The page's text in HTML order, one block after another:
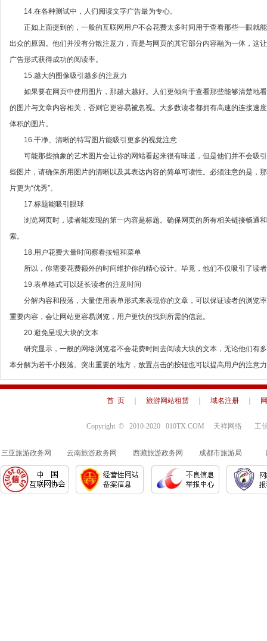
14.在各种测试中，人们阅读文字广告最为专心。
正如上面提到的，一般的互联网用户不会花费太多时间用于查看那些一眼就
出众的原因。他们并没有分散注意力，而是与网页的其它部分内容融为一体，这
广告形式获得成功的阅读率。
15.越大的图像吸引越多的注意力
如果要在网页中使用图片，那越大越好。人们更倾向于查看那些能够清楚地
的图片与文章内容相关，否则它更容易被忽视。大多数读者都拥有高速的连接速
体积的图片。
16.干净、清晰的特写图片能吸引更多的视觉注意
可能那些抽象的艺术图片会让你的网站看起来很有味道，但是他们并不会吸
些图片，请确保所用图片的清晰以及其表达内容的简单可读性。必须注意的是，
片更为“优秀”。
17.标题能吸引眼球
浏览网页时，读者能发现的第一内容是标题。确保网页的所有相关链接畅通
索。
18.用户花费大量时间察看按钮和菜单
所以，你需要花费额外的时间维护你的精心设计。毕竟，他们不仅吸引了读
19.表单格式可以延长读者的注意时间
分解内容和段落，大量使用表单形式来表现你的文章，可以保证读者的浏览
重要内容，会让网站更容易浏览，用户更快的找到所需的信息。
20.避免呈现大块的文本
研究显示，一般的网络浏览者不会花费时间去阅读大块的文本，无论他们有
本分解为若干小段落。突出重要的地方，放置点击的按钮也可以提高用户的注意
首 页 旅游网站租赁 域名注册
Copyright © 2010-2020 010TX.COM 天祥网络 工信
三亚旅游政务网 云南旅游政务网 西藏旅游政务网 成都市旅游局